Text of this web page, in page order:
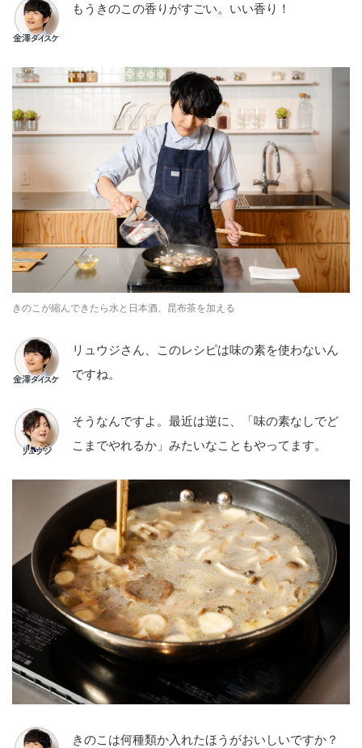
もうきのこの香りがすごい。いい香り！
きのこが縮んできたら⽔と⽇本酒、昆布茶を加える
リュウジさん、このレシピは味の素を使わないん
ですね。
そうなんですよ。最近は逆に、「味の素なしでど
こまでやれるか」みたいなこともやってます。
きのこは何種類か入れたほうがおいしいですか？